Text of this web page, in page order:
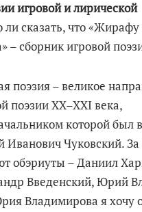
игровой и лирической
сказать, что «Жирафу
– сборник игровой
поэзия – великое
поэзии XX–XXI века,
которой был
Иванович Чуковский.
обэриуты – Даниил
Введенский, Юрий
Владимирова я хочу